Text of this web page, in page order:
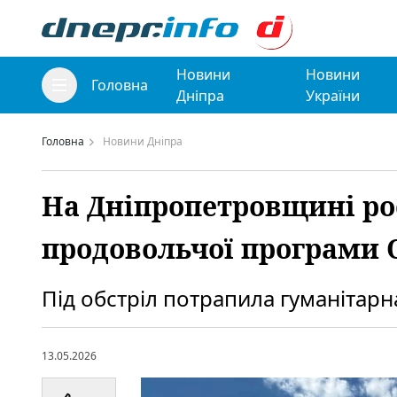
Головна
Новини
Дніпра
Новини
України
Головна Новини Дніпра
На Дніпропетровщині
продовольчої
Під обстріл потрапила
13.05.2026